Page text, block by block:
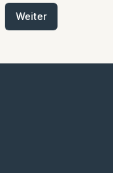
Dich,
Weiter